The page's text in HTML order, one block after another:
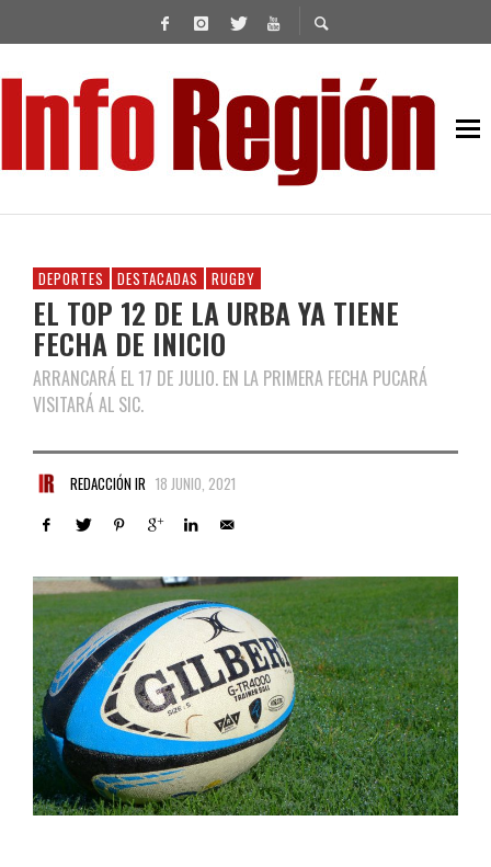
DEPORTES DESTACADAS RUGBY
EL TOP 12 DE LA URBA YA TIENE
FECHA DE INICIO
ARRANCARÁ EL 17 DE JULIO. EN LA PRIMERA FECHA PUCARÁ
VISITARÁ AL SIC.
REDACCIÓN IR 18 JUNIO, 2021